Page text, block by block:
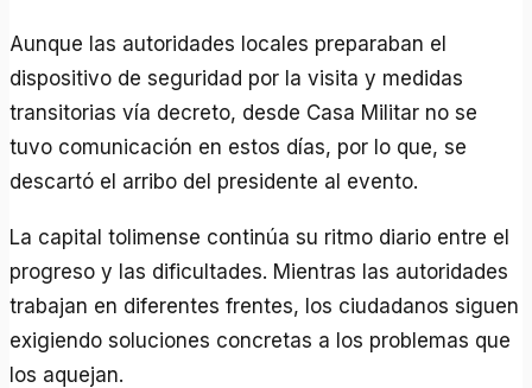
Aunque las autoridades locales preparaban el
dispositivo de seguridad por la visita y medidas
transitorias vía decreto, desde Casa Militar no se
tuvo comunicación en estos días, por lo que, se
descartó el arribo del presidente al evento.
La capital tolimense continúa su ritmo diario entre el
progreso y las dificultades. Mientras las autoridades
trabajan en diferentes frentes, los ciudadanos siguen
exigiendo soluciones concretas a los problemas que
los aquejan.